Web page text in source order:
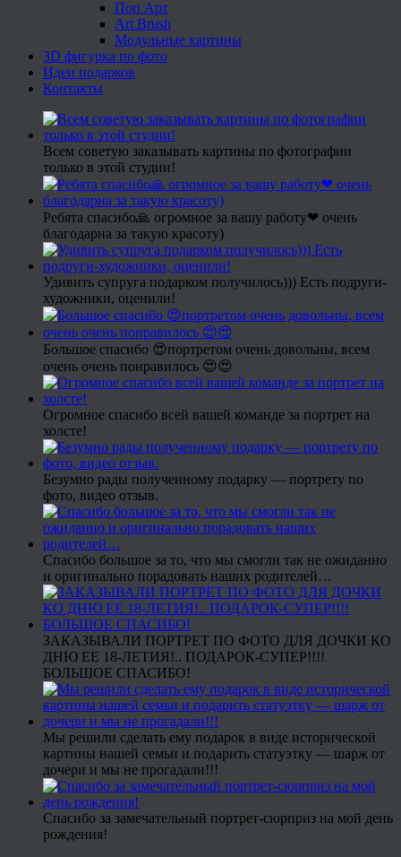
Поп Арт
Art Brush
Модульные картины
3D фигурка по фото
Идеи подарков
Контакты
Всем советую заказывать картины по фотографии
только в этой студии!
Ребята спасибо🙏 огромное за вашу работу❤ очень
благодарна за такую красоту)
Удивить супруга подарком получилось))) Есть подруги-
художники, оценили!
Большое спасибо 😍портретом очень довольны, всем
очень очень понравилось 😍😍
Огромное спасибо всей вашей команде за портрет на
холсте!
Безумно рады полученному подарку — портрету по
фото, видео отзыв.
Спасибо большое за то, что мы смогли так не ожиданно
и оригинально порадовать наших родителей…
ЗАКАЗЫВАЛИ ПОРТРЕТ ПО ФОТО ДЛЯ ДОЧКИ КО
ДНЮ ЕЕ 18-ЛЕТИЯ!.. ПОДАРОК-СУПЕР!!!!
БОЛЬШОЕ СПАСИБО!
Мы решили сделать ему подарок в виде исторической
картины нашей семьи и подарить статуэтку — шарж от
дочери и мы не прогадали!!!
Спасибо за замечательный портрет-сюрприз на мой день
рождения!